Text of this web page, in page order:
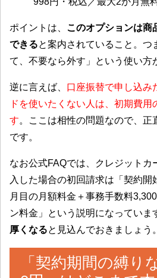
ポイントは、 このオプションは商
できると案内されていること。つ
て、不要なら外す」という使い方
逆に言えば、 口座振替で申し込み
ドを使いたくない人は、初期費用
す。ここは相性の問題なので、正
です。
なお公式FAQでは、クレジットカ
入した場合の初回請求は「契約開
月目の月額料金＋事務手数料
ン料金」という説明になっていま
厚くなると見込んでおきましょう。
「契約期間の縛り